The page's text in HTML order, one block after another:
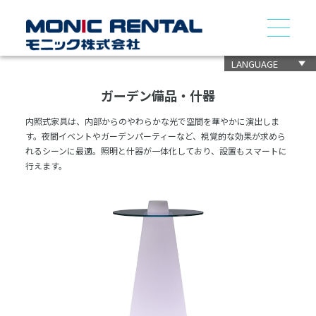
LANGUAGE
ガーデン備品・什器
内照式家具は、内部からのやわらかな光で空間を華やかに演出しま
す。夜間イベントやガーデンパーティーなど、視覚的な効果が求めら
れるシーンに最適。照明と什器が一体化しており、設置もスマートに
行えます。